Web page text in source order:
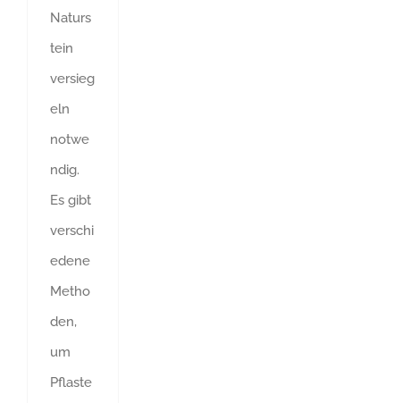
Naturs
tein
versieg
eln
notwe
ndig.
Es gibt
verschi
edene
Metho
den,
um
Pflaste